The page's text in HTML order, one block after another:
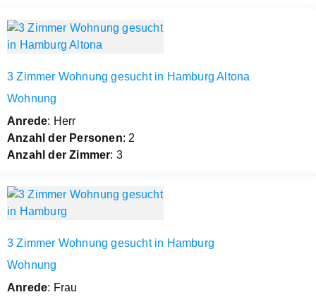
3 Zimmer Wohnung gesucht in Hamburg Altona
Wohnung
Anrede: Herr
Anzahl der Personen: 2
Anzahl der Zimmer: 3
3 Zimmer Wohnung gesucht in Hamburg
Wohnung
Anrede: Frau